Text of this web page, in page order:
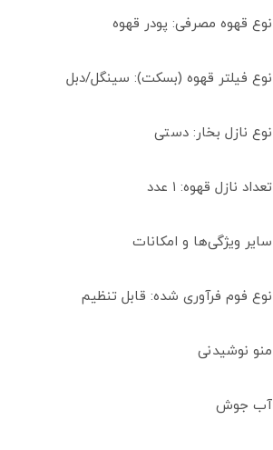
نوع قهوه مصرفی: پودر قهوه
نوع فیلتر قهوه (بسکت): سینگل/دبل
نوع نازل بخار: دستی
تعداد نازل قهوه: ۱ عدد
سایر ویژگی‌ها و امکانات
نوع فوم فرآوری شده: قابل تنظیم
منو نوشیدنی
آب جوش